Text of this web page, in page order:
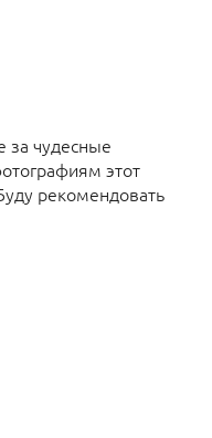
за чудесные
этот
рекомендовать